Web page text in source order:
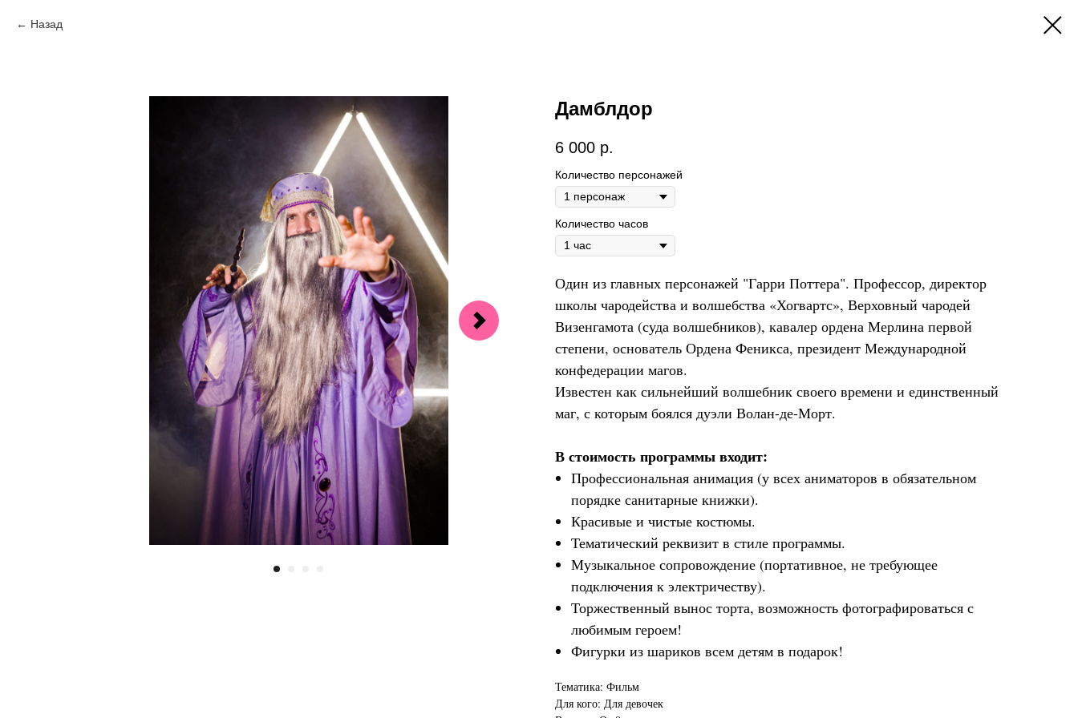
Назад
Дамблдор
6 000 р.
Количество персонажей
Количество часов
Один из главных персонажей "Гарри Поттера". Профессор, директор
школы чародейства и волшебства «Хогвартс», Верховный чародей
Визенгамота (суда волшебников), кавалер ордена Мерлина первой
степени, основатель Ордена Феникса, президент Международной
конфедерации магов.
Известен как сильнейший волшебник своего времени и единственный
маг, с которым боялся дуэли Волан-де-Морт.
В стоимость программы входит:
Профессиональная анимация (у всех аниматоров в обязательном
порядке санитарные книжки).
Красивые и чистые костюмы.
Тематический реквизит в стиле программы.
Музыкальное сопровождение (портативное, не требующее
подключения к электричеству).
Торжественный вынос торта, возможность фотографироваться с
любимым героем!
Фигурки из шариков всем детям в подарок!
Тематика: Фильм
Для кого: Для девочек